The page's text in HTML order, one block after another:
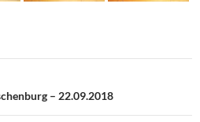
– 22.09.2018